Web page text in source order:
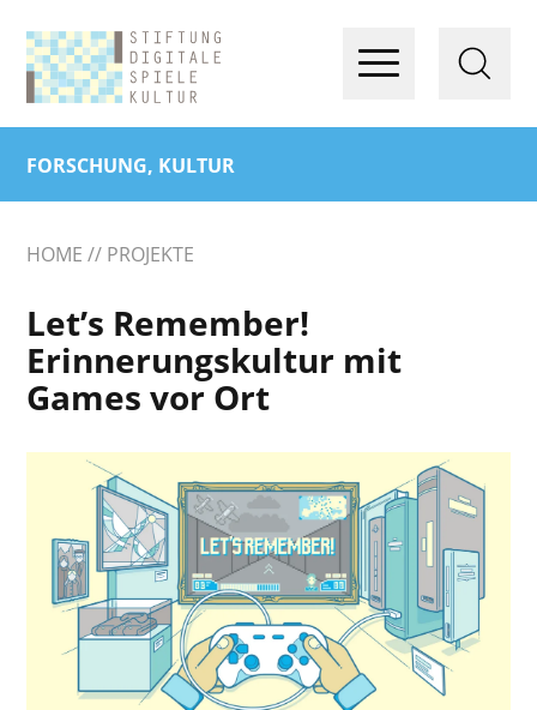
FORSCHUNG, KULTUR
HOME PROJEKTE
Let’s Remember!
Erinnerungskultur mit
Games vor Ort